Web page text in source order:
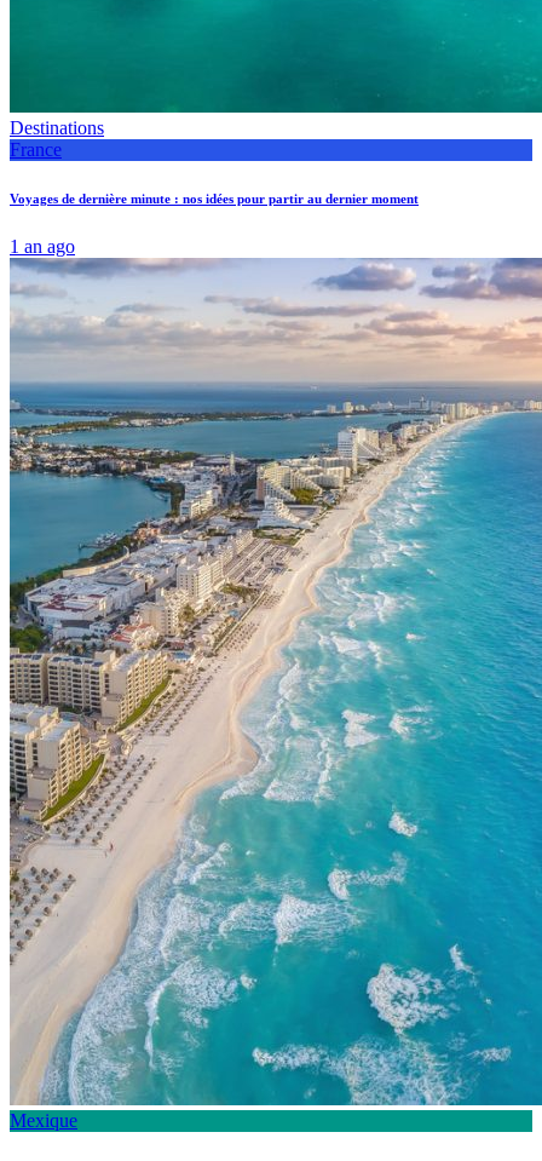
Destinations
France
Voyages de dernière minute : nos idées pour partir au dernier moment
1 an ago
Mexique